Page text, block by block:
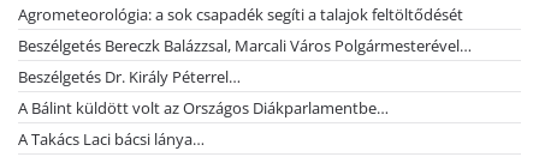
Agrometeorológia: a sok csapadék segíti a talajok feltöltődését
Beszélgetés Bereczk Balázzsal, Marcali Város Polgármesterével…
Beszélgetés Dr. Király Péterrel…
A Bálint küldött volt az Országos Diákparlamentbe…
A Takács Laci bácsi lánya…